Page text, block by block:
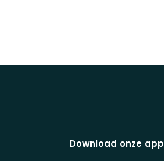
Download onze app